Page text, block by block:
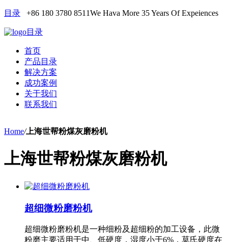
目录 +86 180 3780 8511We Hava More 35 Years Of Expeiences
目录
首页
产品目录
解决方案
成功案例
关于我们
联系我们
Home/上海世帮粉煤灰磨粉机
上海世帮粉煤灰磨粉机
超细微粉磨粉机
超细微粉磨粉机是一种细粉及超细粉的加工设备，此微
粉磨主要适用于中、低硬度，湿度小于6%，莫氏硬度在